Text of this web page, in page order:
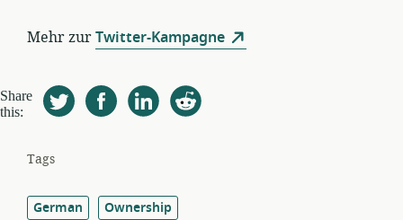
Mehr zurTwitter-Kampagne
Share
this:
Tags
German Ownership